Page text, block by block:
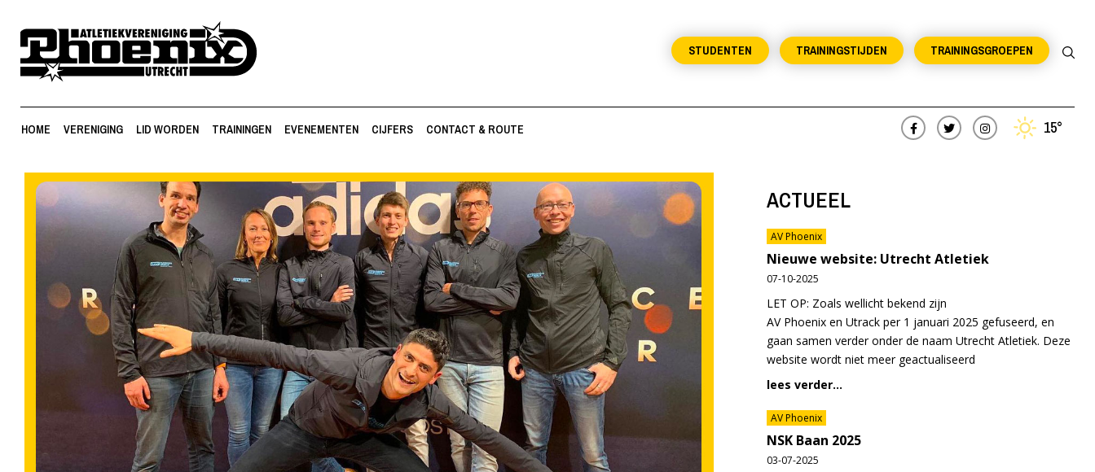
TRAININGSGROEPEN
TRAININGSTIJDEN
STUDENTEN
HOME VERENIGING LID WORDEN TRAININGEN EVENEMENTEN CIJFERS CONTACT & ROUTE 15°
ACTUEEL
AV Phoenix
Nieuwe website: Utrecht Atletiek
07-10-2025
LET OP: Zoals wellicht bekend zijn
AV Phoenix en Utrack per 1 januari 2025 gefuseerd, en
gaan samen verder onder de naam Utrecht Atletiek. Deze
website wordt niet meer geactualiseerd
lees verder...
AV Phoenix
NSK Baan 2025
03-07-2025